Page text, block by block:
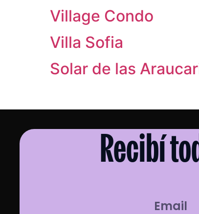
Village Condo
Villa Sofia
Solar de las
Recibí